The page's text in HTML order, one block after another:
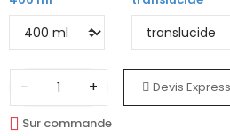
− + Devis Express
Sur commande